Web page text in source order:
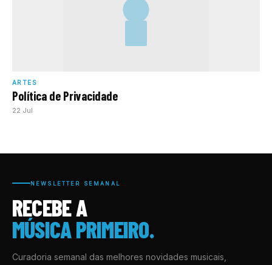
ARTES
Política de Privacidade
22 Jul
NEWSLETTER SEMANAL
RECEBE A
MÚSICA PRIMEIRO.
Curadoria semanal das melhores novidades musicais,